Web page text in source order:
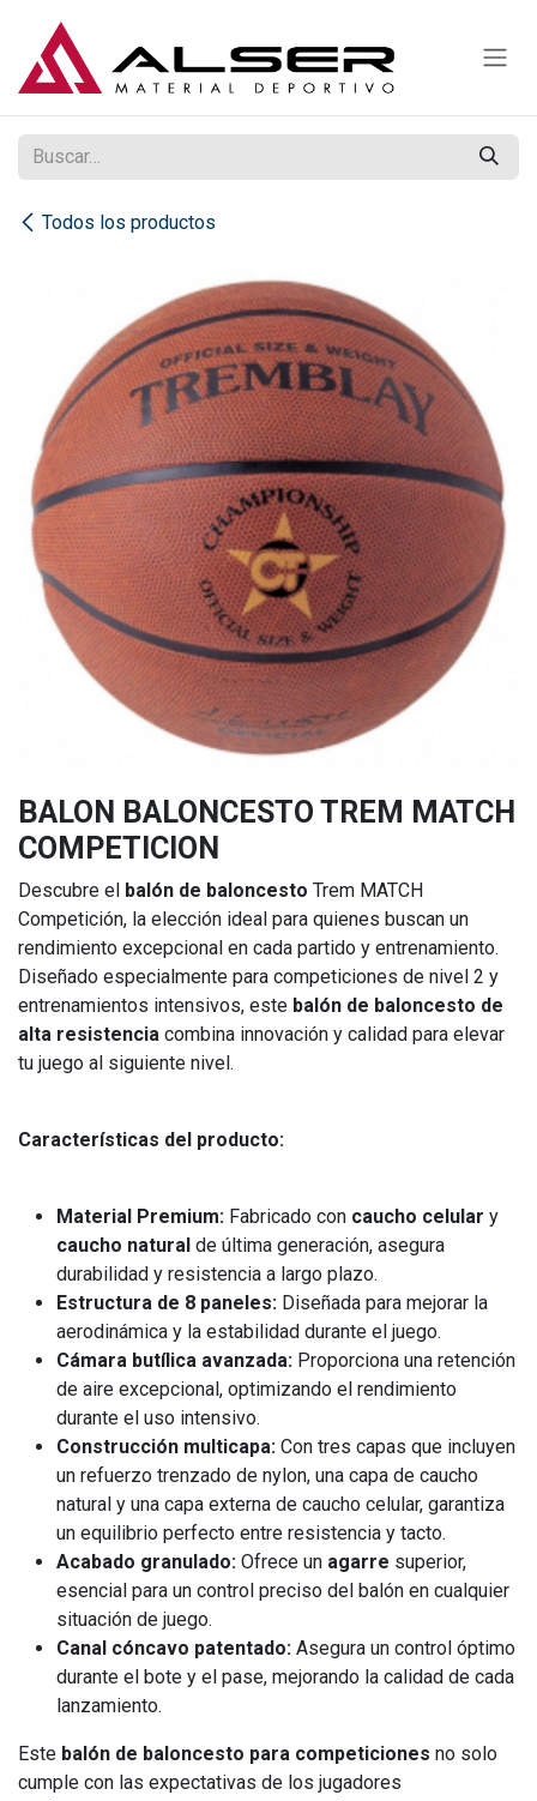
Todos los productos
BALON BALONCESTO TREM MATCH
COMPETICION
Descubre el balón de baloncesto Trem MATCH
Competición, la elección ideal para quienes buscan un
rendimiento excepcional en cada partido y entrenamiento.
Diseñado especialmente para competiciones de nivel 2 y
entrenamientos intensivos, este balón de baloncesto de
alta resistencia combina innovación y calidad para elevar
tu juego al siguiente nivel.
Características del producto:
Material Premium: Fabricado con caucho celular y
caucho natural de última generación, asegura
durabilidad y resistencia a largo plazo.
Estructura de 8 paneles: Diseñada para mejorar la
aerodinámica y la estabilidad durante el juego.
Cámara butílica avanzada: Proporciona una retención
de aire excepcional, optimizando el rendimiento
durante el uso intensivo.
Construcción multicapa: Con tres capas que incluyen
un refuerzo trenzado de nylon, una capa de caucho
natural y una capa externa de caucho celular, garantiza
un equilibrio perfecto entre resistencia y tacto.
Acabado granulado: Ofrece un agarre superior,
esencial para un control preciso del balón en cualquier
situación de juego.
Canal cóncavo patentado: Asegura un control óptimo
durante el bote y el pase, mejorando la calidad de cada
lanzamiento.
Este balón de baloncesto para competiciones no solo
cumple con las expectativas de los jugadores